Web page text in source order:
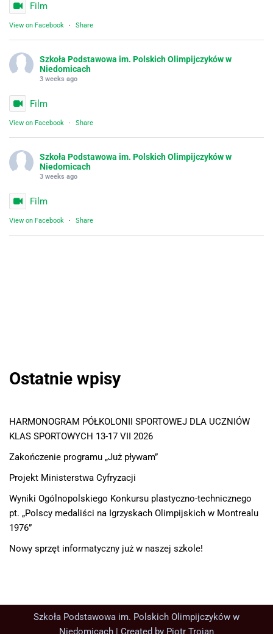
Film
View on Facebook · Share
Szkoła Podstawowa im. Polskich Olimpijczyków w
Niedomicach
3 weeks ago
Film
View on Facebook · Share
Szkoła Podstawowa im. Polskich Olimpijczyków w
Niedomicach
3 weeks ago
Film
View on Facebook · Share
Ostatnie wpisy
HARMONOGRAM PÓŁKOLONII SPORTOWEJ DLA UCZNIÓW
KLAS SPORTOWYCH 13-17 VII 2026
Zakończenie programu „Już pływam”
Projekt Ministerstwa Cyfryzacji
Wyniki Ogólnopolskiego Konkursu plastyczno-technicznego
pt. „Polscy medaliści na Igrzyskach Olimpijskich w Montrealu
1976”
Nowy sprzęt informatyczny już w naszej szkole!
Szkoła Podstawowa im. Polskich Olimpijczyków w
Niedomicach | Created by Piotr Trojan